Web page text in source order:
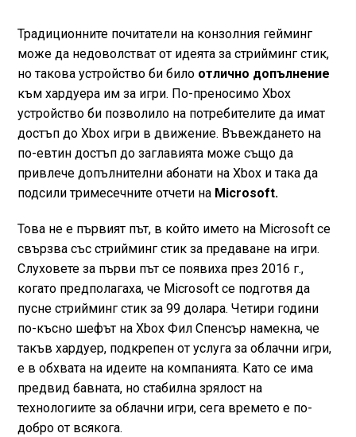
Традиционните почитатели на конзолния гейминг
може да недоволстват от идеята за стрийминг стик,
но такова устройство би билоотлично допълнение
към хардуера им за игри. По-преносимо Xbox
устройство би позволило на потребителите да имат
достъп до Xbox игри в движение. Въвеждането на
по-евтин достъп до заглавията може също да
привлече допълнителни абонати на Xbox и така да
подсили тримесечните отчети на Microsoft.
Това не е първият път, в който името на Microsoft се
свързва със стрийминг стик за предаване на игри.
Слуховете за първи път се появиха през 2016 г.,
когато предполагаха, че Microsoft се подготвя да
пусне стрийминг стик за 99 долара. Четири години
по-късно шефът на Xbox Фил Спенсър намекна, че
такъв хардуер, подкрепен от услуга за облачни игри,
е в обхвата на идеите на компанията. Като се има
предвид бавната, но стабилна зрялост на
технологиите за облачни игри, сега времето е по-
добро от всякога.